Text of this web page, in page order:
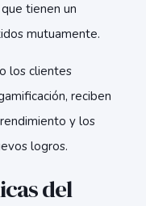
tienen un
mutuamente.
los clientes
reciben
y los
logros.
del